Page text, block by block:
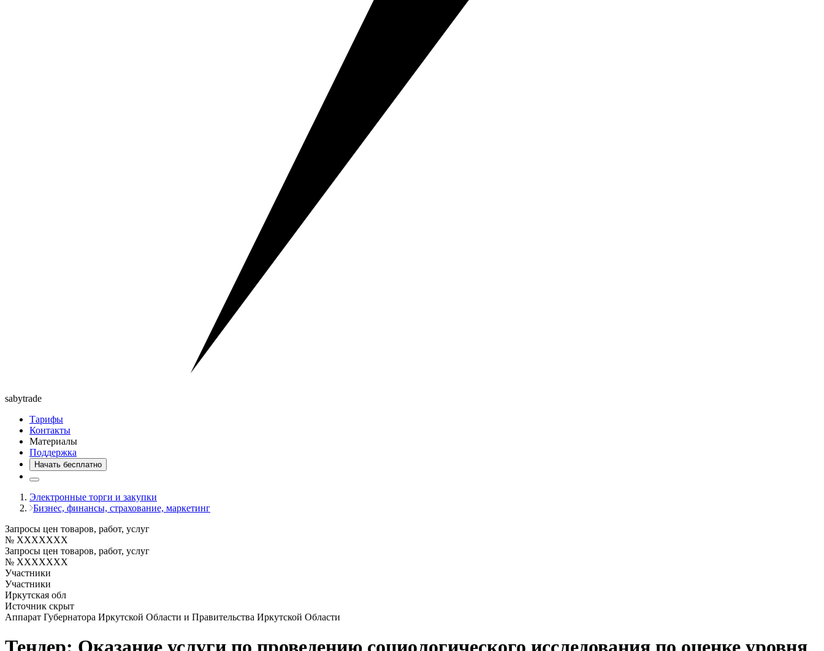
sabytrade
Тарифы
Контакты
Материалы
Поддержка
Начать бесплатно
Электронные торги и закупки
Бизнес, финансы, страхование, маркетинг
Запросы цен товаров, работ, услуг
№ XXXXXXX
Запросы цен товаров, работ, услуг
№ XXXXXXX
Участники
Участники
Иркутская обл
Источник скрыт
Аппарат Губернатора Иркутской Области и Правительства Иркутской Области